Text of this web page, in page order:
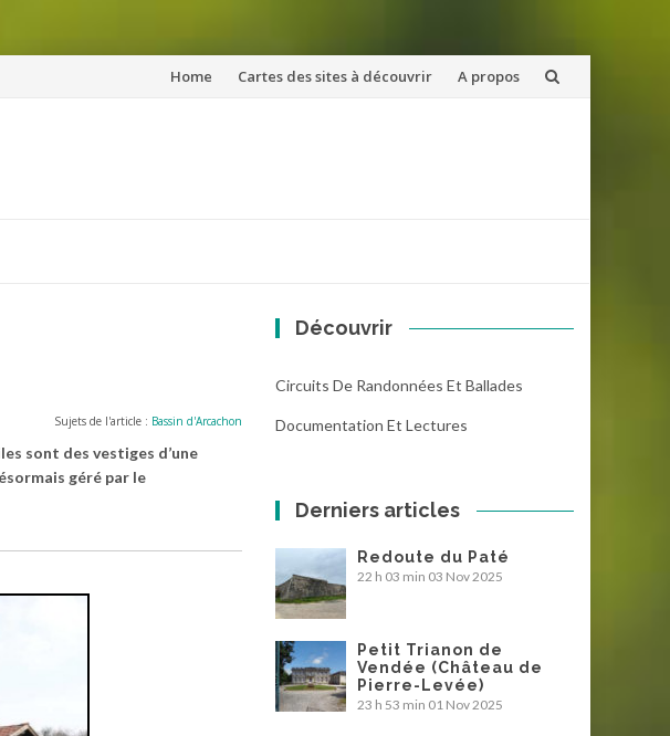
Aller
Home Cartes des sites à découvrir A propos
Sujets de l'article : Bassin d'Arcachon
sont des vestiges d’une
géré par le
Découvrir
Circuits De Randonnées Et Ballades
Documentation Et Lectures
Derniers articles
Redoute du Paté
22 h 03 min 03 Nov 2025
Petit Trianon de
Vendée (Château de
Pierre-Levée)
23 h 53 min 01 Nov 2025